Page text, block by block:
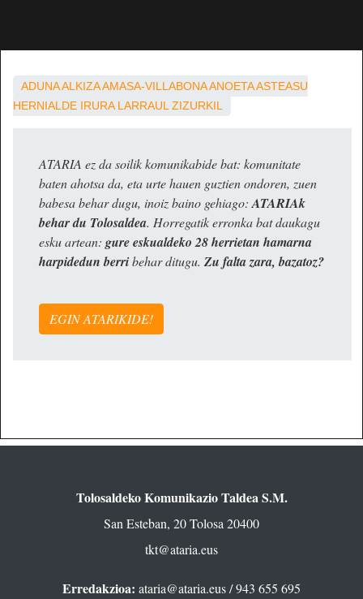
ADUNAALKIZAAMASA-VILLABONAANOETAASTEASU
HERNIALDE IRURA LARRAUL ZIZURKIL
ATARIA ez da soilik komunikabide bat: komunitate
baten ahotsa da, eta urte hauen guztien ondoren, zuen
babesa behar dugu, inoiz baino gehiago:ATARIAk
behar du Tolosaldea. Horregatik erronka bat daukagu
esku artean: gure eskualdeko 28 herrietan hamarna
harpidedun berribehar ditugu. Zu falta zara, bazatoz?
EGIN ATARIKIDE!
Tolosaldeko Komunikazio Taldea S.M.
San Esteban, 20 Tolosa 20400
tkt@ataria.eus
Erredakzioa: ataria@ataria.eus/ 943 655 695